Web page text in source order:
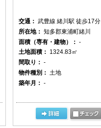
交通： 武豊線 緒川駅 徒歩17分
所在地： 知多郡東浦町緒川
面積（専有・建物）： -
土地面積： 1324.83㎡
間取り： -
物件種別： 土地
築年月： -